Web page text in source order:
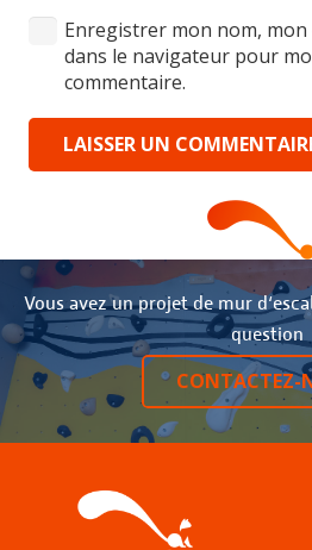
Enregistrer mon nom,
dans le navigateur pour
commentaire.
LAISSER UN
Vous avez un projet de mur
question
CONTACTEZ-